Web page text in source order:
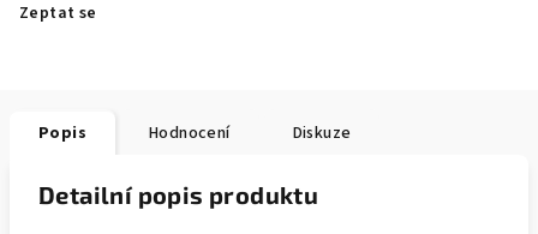
Zeptat se
Popis Hodnocení Diskuze
Detailní popis produktu